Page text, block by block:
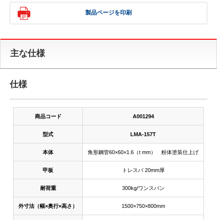
製品ページを印刷
主な仕様
仕様
商品コード A001294
型式 LMA-157T
本体 角形鋼管60×60×1.6（t mm） 粉体塗装仕上げ
甲板 トレスパ 20mm厚
耐荷重 300kg/ワンスパン
外寸法（幅×奥行×高さ） 1500×750×800mm